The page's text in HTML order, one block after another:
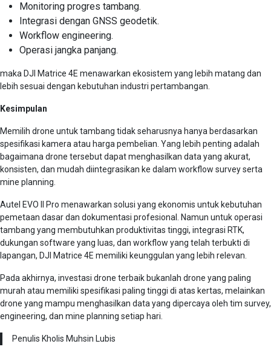
Monitoring progres tambang.
Integrasi dengan GNSS geodetik.
Workflow engineering.
Operasi jangka panjang.
maka DJI Matrice 4E menawarkan ekosistem yang lebih matang dan
lebih sesuai dengan kebutuhan industri pertambangan.
Kesimpulan
Memilih drone untuk tambang tidak seharusnya hanya berdasarkan
spesifikasi kamera atau harga pembelian. Yang lebih penting adalah
bagaimana drone tersebut dapat menghasilkan data yang akurat,
konsisten, dan mudah diintegrasikan ke dalam workflow survey serta
mine planning.
Autel EVO II Pro menawarkan solusi yang ekonomis untuk kebutuhan
pemetaan dasar dan dokumentasi profesional. Namun untuk operasi
tambang yang membutuhkan produktivitas tinggi, integrasi RTK,
dukungan software yang luas, dan workflow yang telah terbukti di
lapangan, DJI Matrice 4E memiliki keunggulan yang lebih relevan.
Pada akhirnya, investasi drone terbaik bukanlah drone yang paling
murah atau memiliki spesifikasi paling tinggi di atas kertas, melainkan
drone yang mampu menghasilkan data yang dipercaya oleh tim survey,
engineering, dan mine planning setiap hari.
Penulis Kholis Muhsin Lubis